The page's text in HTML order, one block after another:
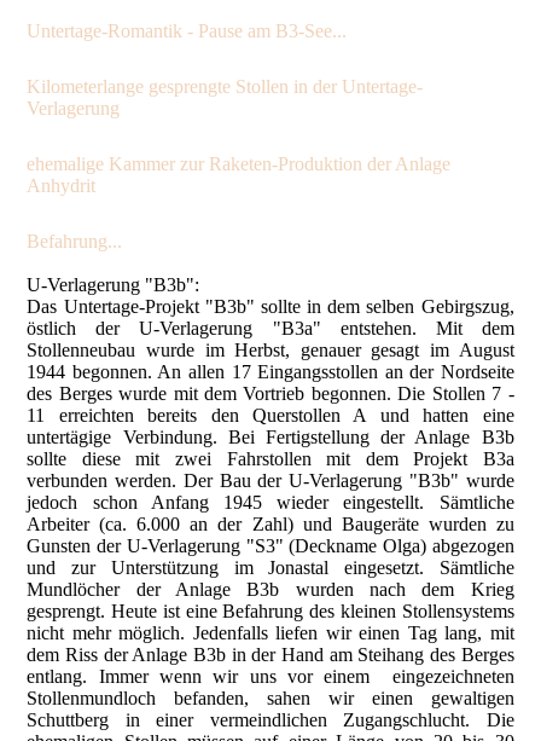
Untertage-Romantik - Pause am B3-See...
Kilometerlange gesprengte Stollen in der Untertage-
Verlagerung
ehemalige Kammer zur Raketen-Produktion der Anlage
Anhydrit
Befahrung...
U-Verlagerung "B3b":
Das Untertage-Projekt "B3b" sollte in dem selben Gebirgszug,
östlich der U-Verlagerung "B3a" entstehen. Mit dem
Stollenneubau wurde im Herbst, genauer gesagt im August
1944 begonnen. An allen 17 Eingangsstollen an der Nordseite
des Berges wurde mit dem Vortrieb begonnen. Die Stollen 7 -
11 erreichten bereits den Querstollen A und hatten eine
untertägige Verbindung. Bei Fertigstellung der Anlage B3b
sollte diese mit zwei Fahrstollen mit dem Projekt B3a
verbunden werden. Der Bau der U-Verlagerung "B3b" wurde
jedoch schon Anfang 1945 wieder eingestellt. Sämtliche
Arbeiter (ca. 6.000 an der Zahl) und Baugeräte wurden zu
Gunsten der U-Verlagerung "S3" (Deckname Olga) abgezogen
und zur Unterstützung im Jonastal eingesetzt. Sämtliche
Mundlöcher der Anlage B3b wurden nach dem Krieg
gesprengt. Heute ist eine Befahrung des kleinen Stollensystems
nicht mehr möglich. Jedenfalls liefen wir einen Tag lang, mit
dem Riss der Anlage B3b in der Hand am Steihang des Berges
entlang. Immer wenn wir uns vor einem eingezeichneten
Stollenmundloch befanden, sahen wir einen gewaltigen
Schuttberg in einer vermeindlichen Zugangschlucht. Die